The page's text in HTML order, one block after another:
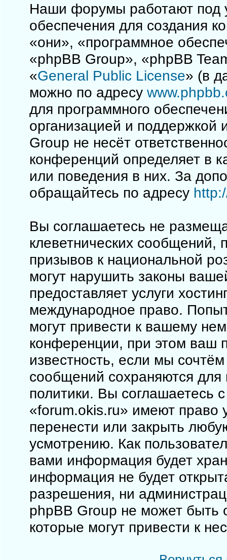
Наши форумы работают под
обеспечения для создания
«они», «программное
«phpBB Group», «phpBB
«General Public License» (в
можно по адресу
для программного
организацией и поддержкой
Group не несёт
конференций определяет в
или поведения в них. За
обращайтесь по адресу
Вы соглашаетесь не
клеветнических сообщений,
призывов к национальной
могут нарушить законы
предоставляет услуги
международное право.
могут привести к вашему
конференции, при этом ваш
известность, если мы
сообщений сохраняются для
политики. Вы соглашаетесь
«forum.okis.ru» имеют право
перенести или закрыть
усмотрению. Как
вами информация будет
информация не будет
разрешения, ни
phpBB Group не может быть
которые могут привести к